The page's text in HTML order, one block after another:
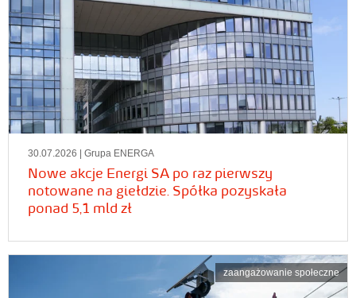
30.07.2026 | Grupa ENERGA
Nowe akcje Energi SA po raz pierwszy
notowane na giełdzie. Spółka pozyskała
ponad 5,1 mld zł
zaangażowanie społeczne